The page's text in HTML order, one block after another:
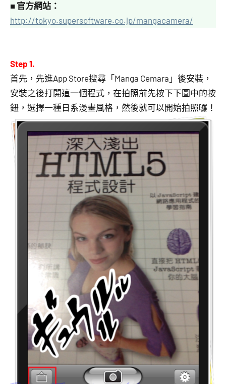
■ 官方網站：
http://tokyo.supersoftware.co.jp/mangacamera/
Step 1.
首先，先進App Store搜尋「Manga Cemara」後安裝，
安裝之後打開這一個程式，在拍照前先按下下圖中的按
鈕，選擇一種日系漫畫風格，然後就可以開始拍照囉！